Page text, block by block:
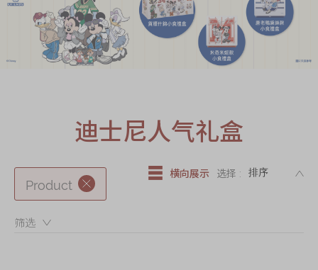
商务销售
嫁喜须知
奇华网志
手信礼品
家乡饼食
时令食品
迪士尼系列
奇华LINE
FRIENDS礼盒
联络奇华
加入奇华
迪士尼人气礼盒
Product
筛选：
横向展示 选择 :